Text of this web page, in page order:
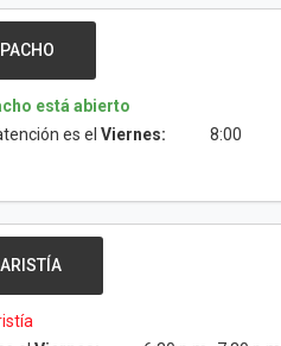
está abierto
es el Viernes:
8:00